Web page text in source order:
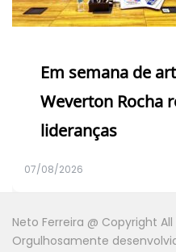
Em semana de
Weverton Rocha
lideranças
07/08/2026
Neto Ferreira @ Copyright
Orgulhosamente